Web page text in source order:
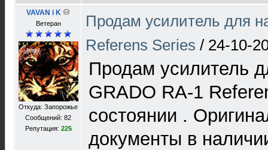
VAVAN i K
Ветеран
Откуда: Запорожье
Сообщений: 82
Репутация: 225
Продам усилитель для
Referens Series / 24-10-
Продам усилитель
GRADO RA-1
состоянии .
документы в